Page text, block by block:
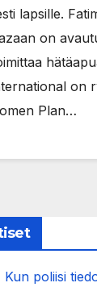
lapsille.
on
on
Plan…
Kun poliisi